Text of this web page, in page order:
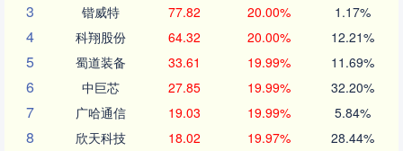
3 锴威特 77.82 20.00% 1.17%
4 科翔股份 64.32 20.00% 12.21%
5 蜀道装备 33.61 19.99% 11.69%
6 中巨芯 27.85 19.99% 32.20%
7 广哈通信 19.03 19.99% 5.84%
8 欣天科技 18.02 19.97% 28.44%